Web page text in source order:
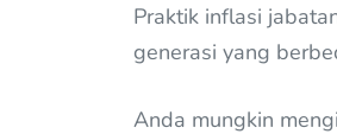
Praktik inflasi
generasi yang
Anda mungkin